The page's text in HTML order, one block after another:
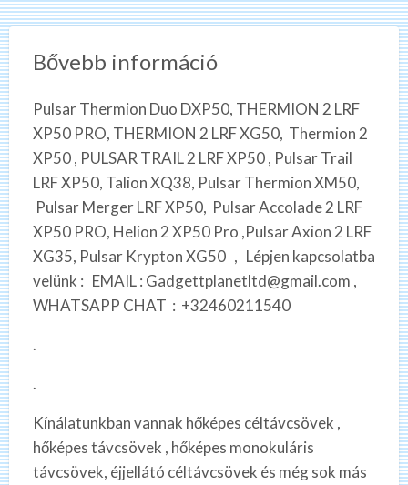
Bővebb információ
Pulsar Thermion Duo DXP50, THERMION 2 LRF
XP50 PRO, THERMION 2 LRF XG50, Thermion 2
XP50 , PULSAR TRAIL 2 LRF XP50 , Pulsar Trail
LRF XP50, Talion XQ38, Pulsar Thermion XM50,
Pulsar Merger LRF XP50, Pulsar Accolade 2 LRF
XP50 PRO, Helion 2 XP50 Pro ,Pulsar Axion 2 LRF
XG35, Pulsar Krypton XG50 , Lépjen kapcsolatba
velünk : EMAIL : Gadgettplanetltd@gmail.com ,
WHATSAPP CHAT : +32460211540
.
.
Kínálatunkban vannak hőképes céltávcsövek ,
hőképes távcsövek , hőképes monokuláris
távcsövek, éjjellátó céltávcsövek és még sok más